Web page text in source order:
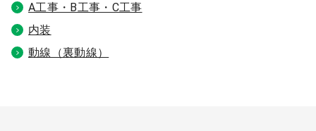
0120-315-606
A工事・B工事・C工事
内装
動線（裏動線）